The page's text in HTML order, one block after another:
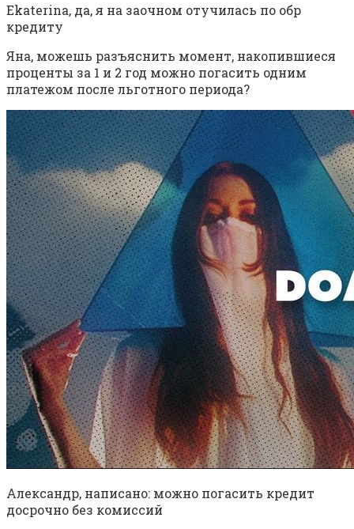
Ekaterina, да, я на заочном отучилась по обр
кредиту
Яна, можешь разъяснить момент, накопившиеся
проценты за 1 и 2 год можно погасить одним
платежом после льготного периода?
Александр, написано: можно погасить кредит
досрочно без комиссий